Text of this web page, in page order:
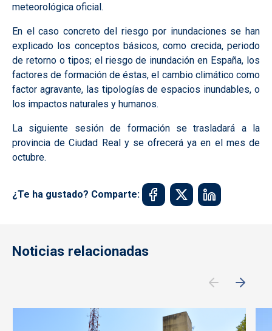
meteorológica oficial.
En el caso concreto del riesgo por inundaciones se han
explicado los conceptos básicos, como crecida, periodo
de retorno o tipos; el riesgo de inundación en España, los
factores de formación de éstas, el cambio climático como
factor agravante, las tipologías de espacios inundables, o
los impactos naturales y humanos.
La siguiente sesión de formación se trasladará a la
provincia de Ciudad Real y se ofrecerá ya en el mes de
octubre.
¿Te ha gustado? Comparte:
Noticias relacionadas